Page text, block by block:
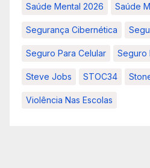
Saúde Mental 2026 Saúde
Segurança Cibernética
Seguro Para Celular Seguro
Steve Jobs STOC34
Violência Nas Escolas